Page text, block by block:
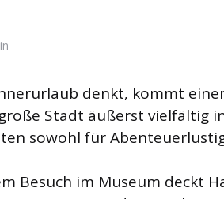
denkt, kommt
Stadt äußerst vielfältig
sowohl für
Besuch im Museum deckt